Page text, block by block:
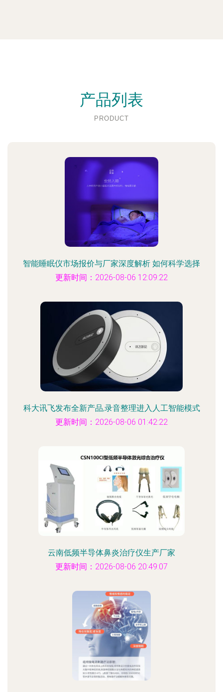
产品列表
PRODUCT
智能睡眠仪市场报价与厂家深度解析 如何科学选择
更新时间：2026-08-06 12:09:22
科大讯飞发布全新产品,录音整理进入人工智能模式
更新时间：2026-08-06 01:42:22
云南低频半导体鼻炎治疗仪生产厂家
更新时间：2026-08-06 20:49:07